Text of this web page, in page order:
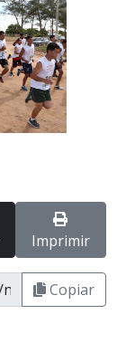
Imprimir
Copiar